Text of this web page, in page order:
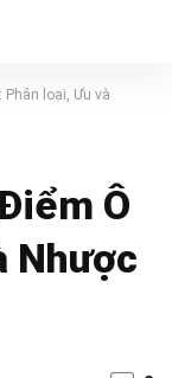
loại, Ưu và
Ô
Nhược